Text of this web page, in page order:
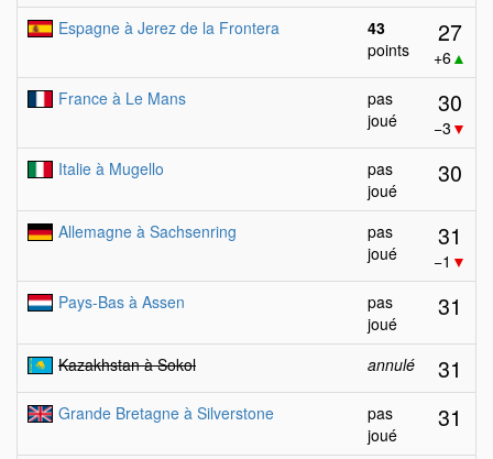
Espagne à Jerez de la Frontera
43
points
27
+6▲
France à Le Mans
pas
joué
30
−3 ▼
Italie à Mugello
pas
joué
30
Allemagne à Sachsenring
pas
joué
31
−1 ▼
Pays-Bas à Assen
pas
joué
31
Kazakhstan à Sokol annulé 31
Grande Bretagne à Silverstone
pas
joué
31